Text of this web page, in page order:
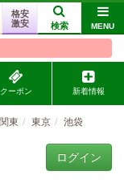
格安
激安
検索 MENU
クーポン 新着情報
東 東京
池袋
ログイン